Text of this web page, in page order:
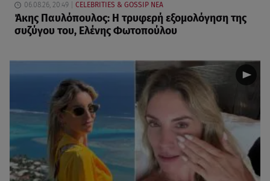
06.08.26, 20:49 CELEBRITIES & GOSSIP ΝΕΑ
Άκης Παυλόπουλος: Η τρυφερή εξομολόγηση της
συζύγου του, Ελένης Φωτοπούλου